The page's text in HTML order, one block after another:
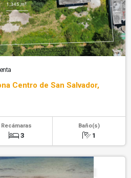
Centro de San Salvador,
Recámaras
3
Baño(s)
1